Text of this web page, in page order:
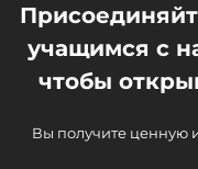
учащимся с
чтобы
Вы получите ценную